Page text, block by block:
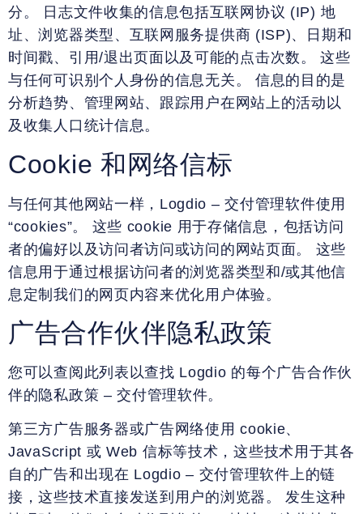
分。 日志文件收集的信息包括互联网协议 (IP) 地
址、浏览器类型、互联网服务提供商 (ISP)、日期和
时间戳、引用/退出页面以及可能的点击次数。 这些
与任何可识别个人身份的信息无关。 信息的目的是
分析趋势、管理网站、跟踪用户在网站上的活动以
及收集人口统计信息。
Cookie 和网络信标
与任何其他网站一样，Logdio – 交付管理软件使用
“cookies”。 这些 cookie 用于存储信息，包括访问
者的偏好以及访问者访问或访问的网站页面。 这些
信息用于通过根据访问者的浏览器类型和/或其他信
息定制我们的网页内容来优化用户体验。
广告合作伙伴隐私政策
您可以查阅此列表以查找 Logdio 的每个广告合作伙
伴的隐私政策 – 交付管理软件。
第三方广告服务器或广告网络使用 cookie、
JavaScript 或 Web 信标等技术，这些技术用于其各
自的广告和出现在 Logdio – 交付管理软件上的链
接，这些技术直接发送到用户的浏览器。 发生这种